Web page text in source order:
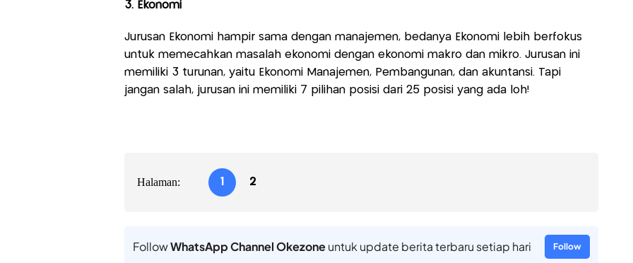
3. Ekonomi
Jurusan Ekonomi hampir sama dengan manajemen, bedanya Ekonomi lebih berfokus
untuk memecahkan masalah ekonomi dengan ekonomi makro dan mikro. Jurusan ini
memiliki 3 turunan, yaitu Ekonomi Manajemen, Pembangunan, dan akuntansi. Tapi
jangan salah, jurusan ini memiliki 7 pilihan posisi dari 25 posisi yang ada loh!
Halaman: 1 2
FollowWhatsApp Channel Okezoneuntuk update berita terbaru setiap hari Follow